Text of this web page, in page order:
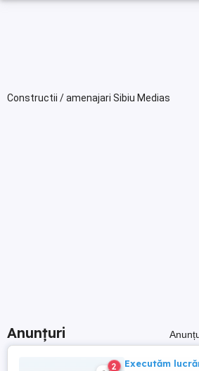
Constructii / amenajari Sibiu Medias
Anunțuri
2
Executăm